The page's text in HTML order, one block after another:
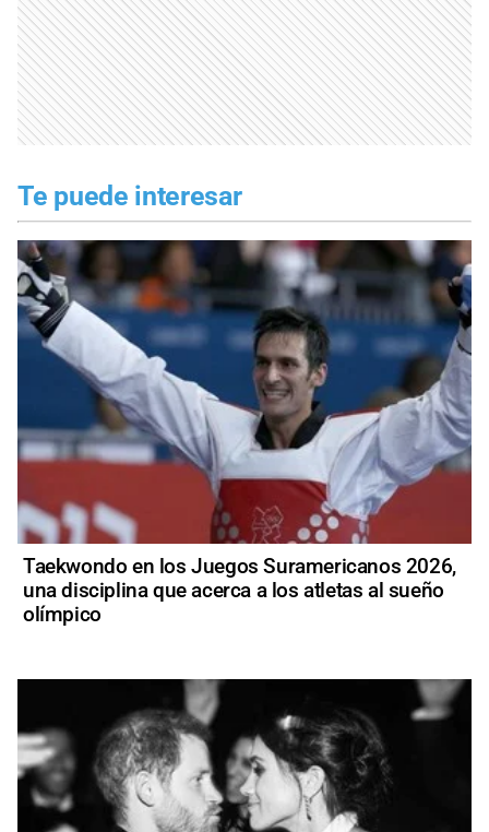
Te puede interesar
Taekwondo en los Juegos Suramericanos 2026,
una disciplina que acerca a los atletas al sueño
olímpico